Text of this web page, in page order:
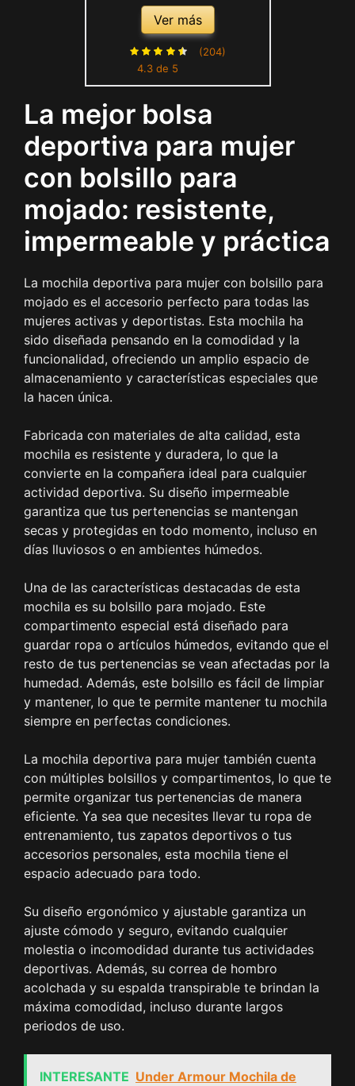
Mujer - Bolsa de Viaje
Impermeable y Resistente al
Desgarro Práctica Bolsa de
Mano para el Fin de Semana
Oscuro)
Ver más
4.3 de 5
(204)
La mejor bolsa
deportiva para mujer
con bolsillo para
mojado: resistente,
impermeable y práctica
La mochila deportiva para mujer con bolsillo para
mojado es el accesorio perfecto para todas las
mujeres activas y deportistas. Esta mochila ha
sido diseñada pensando en la comodidad y la
funcionalidad, ofreciendo un amplio espacio de
almacenamiento y características especiales que
la hacen única.
Fabricada con materiales de alta calidad, esta
mochila es resistente y duradera, lo que la
convierte en la compañera ideal para cualquier
actividad deportiva. Su diseño impermeable
garantiza que tus pertenencias se mantengan
secas y protegidas en todo momento, incluso en
días lluviosos o en ambientes húmedos.
Una de las características destacadas de esta
mochila es su bolsillo para mojado. Este
compartimento especial está diseñado para
guardar ropa o artículos húmedos, evitando que el
resto de tus pertenencias se vean afectadas por la
humedad. Además, este bolsillo es fácil de limpiar
y mantener, lo que te permite mantener tu mochila
siempre en perfectas condiciones.
La mochila deportiva para mujer también cuenta
con múltiples bolsillos y compartimentos, lo que te
permite organizar tus pertenencias de manera
eficiente. Ya sea que necesites llevar tu ropa de
entrenamiento, tus zapatos deportivos o tus
accesorios personales, esta mochila tiene el
espacio adecuado para todo.
Su diseño ergonómico y ajustable garantiza un
ajuste cómodo y seguro, evitando cualquier
molestia o incomodidad durante tus actividades
deportivas. Además, su correa de hombro
acolchada y su espalda transpirable te brindan la
máxima comodidad, incluso durante largos
periodos de uso.
INTERESANTE Under Armour Mochila de